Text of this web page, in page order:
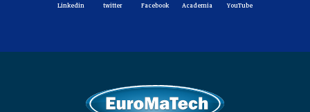
YouTube
Academia
Facebook
twitter
Linkedin